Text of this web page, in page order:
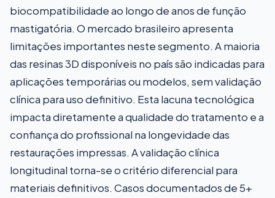
biocompatibilidade ao longo de anos de função
mastigatória. O mercado brasileiro apresenta
limitações importantes neste segmento. A maioria
das resinas 3D disponíveis no país são indicadas para
aplicações temporárias ou modelos, sem validação
clínica para uso definitivo. Esta lacuna tecnológica
impacta diretamente a qualidade do tratamento e a
confiança do profissional na longevidade das
restaurações impressas. A validação clínica
longitudinal torna-se o critério diferencial para
materiais definitivos. Casos documentados de 5+